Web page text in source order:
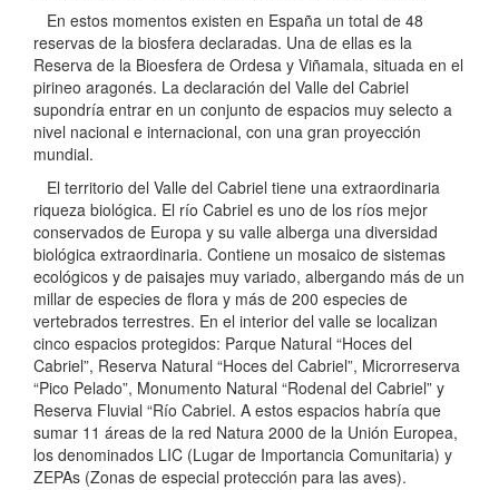
En estos momentos existen en España un total de 48
reservas de la biosfera declaradas. Una de ellas es la
Reserva de la Bioesfera de Ordesa y Viñamala, situada en el
pirineo aragonés. La declaración del Valle del Cabriel
supondría entrar en un conjunto de espacios muy selecto a
nivel nacional e internacional, con una gran proyección
mundial.
El territorio del Valle del Cabriel tiene una extraordinaria
riqueza biológica. El río Cabriel es uno de los ríos mejor
conservados de Europa y su valle alberga una diversidad
biológica extraordinaria. Contiene un mosaico de sistemas
ecológicos y de paisajes muy variado, albergando más de un
millar de especies de flora y más de 200 especies de
vertebrados terrestres. En el interior del valle se localizan
cinco espacios protegidos: Parque Natural “Hoces del
Cabriel”, Reserva Natural “Hoces del Cabriel”, Microrreserva
“Pico Pelado”, Monumento Natural “Rodenal del Cabriel” y
Reserva Fluvial “Río Cabriel. A estos espacios habría que
sumar 11 áreas de la red Natura 2000 de la Unión Europea,
los denominados LIC (Lugar de Importancia Comunitaria) y
ZEPAs (Zonas de especial protección para las aves).